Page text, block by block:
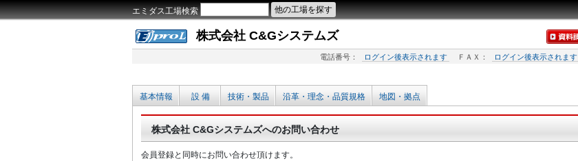
エミダス工場検索
株式会社 C&Gシステムズ
電話番号： ログイン後表示されます ＦＡＸ： ログイン後表示されます
基本情報 設 備 技術・製品 沿革・理念・品質規格 地図・拠点
株式会社 C&Gシステムズへのお問い合わせ
会員登録と同時にお問い合わせ頂けます。